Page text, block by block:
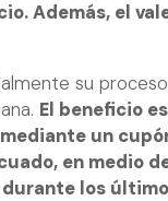
Además, el
su
El beneficio
un
en medio
los